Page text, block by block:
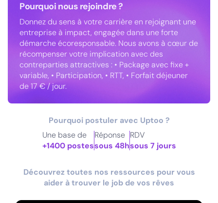
Pourquoi nous rejoindre ?
Donnez du sens à votre carrière en rejoignant une
entreprise à impact, engagée dans une forte
démarche écoresponsable. Nous avons à cœur de
récompenser votre implication avec des
contreparties attractives : • Package avec fixe +
variable, • Participation, • RTT, • Forfait déjeuner
de 17 € / jour.
Pourquoi postuler avec Uptoo ?
Une base de
+1400 postes
Réponse
sous 48h
RDV
sous 7 jours
Découvrez toutes nos ressources pour vous
aider à trouver le job de vos rêves